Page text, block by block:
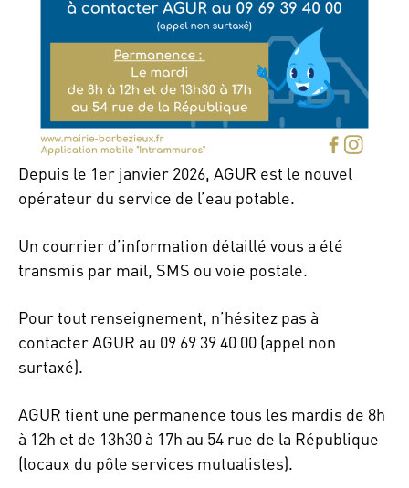
Depuis le 1er janvier 2026, AGUR est le nouvel
opérateur du service de l’eau potable.
Un courrier d’information détaillé vous a été
transmis par mail, SMS ou voie postale.
Pour tout renseignement, n’hésitez pas à
contacter AGUR au 09 69 39 40 00 (appel non
surtaxé).
AGUR tient une permanence tous les mardis de 8h
à 12h et de 13h30 à 17h au 54 rue de la République
(locaux du pôle services mutualistes).